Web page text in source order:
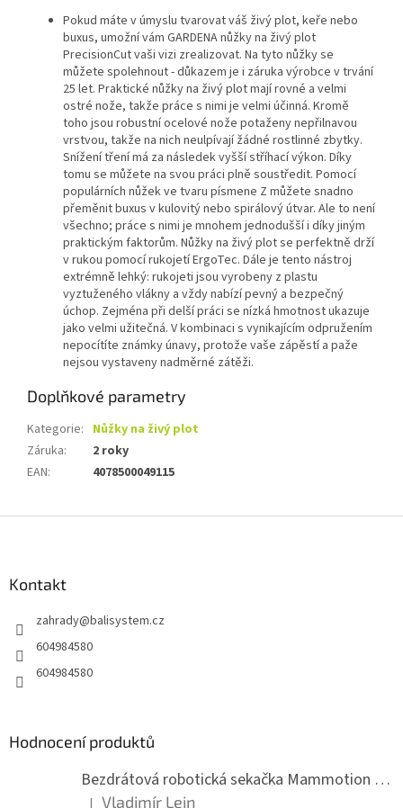
Pokud máte v úmyslu tvarovat váš živý plot, keře nebo
buxus, umožní vám GARDENA nůžky na živý plot
PrecisionCut vaši vizi zrealizovat. Na tyto nůžky se
můžete spolehnout - důkazem je i záruka výrobce v trvání
25 let. Praktické nůžky na živý plot mají rovné a velmi
ostré nože, takže práce s nimi je velmi účinná. Kromě
toho jsou robustní ocelové nože potaženy nepřilnavou
vrstvou, takže na nich neulpívají žádné rostlinné zbytky.
Snížení tření má za následek vyšší stříhací výkon. Díky
tomu se můžete na svou práci plně soustředit. Pomocí
populárních nůžek ve tvaru písmene Z můžete snadno
přeměnit buxus v kulovitý nebo spirálový útvar. Ale to není
všechno; práce s nimi je mnohem jednodušší i díky jiným
praktickým faktorům. Nůžky na živý plot se perfektně drží
v rukou pomocí rukojetí ErgoTec. Dále je tento nástroj
extrémně lehký: rukojeti jsou vyrobeny z plastu
vyztuženého vlákny a vždy nabízí pevný a bezpečný
úchop. Zejména při delší práci se nízká hmotnost ukazuje
jako velmi užitečná. V kombinaci s vynikajícím odpružením
nepocítíte známky únavy, protože vaše zápěstí a paže
nejsou vystaveny nadměrné zátěži.
Doplňkové parametry
Kategorie: Nůžky na živý plot
Záruka:
2 roky
EAN: 4078500049115
Kontakt
zahrady@balisystem.cz
604984580
604984580
Hodnocení produktů
Bezdrátová robotická sekačka Mammotion LUBA mini 2 1500
| Vladimír Lein